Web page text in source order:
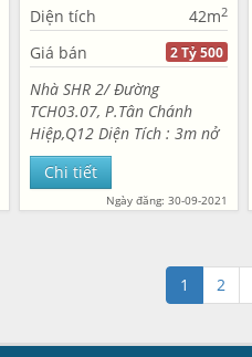
Diện tích
42m2
Giá bán 2 Tỷ 500
Nhà SHR 2/ Đường
TCH03.07, P.Tân Chánh
Hiệp,Q12 Diện Tích : 3m nở
hậu 4m x 12m. Cn
41,5m2.Nhà gác lửng 2PN.
Hẻm 3m. Khu dân cư đông.
Chi tiết
Ngày đăng: 30-09-2021
1 2